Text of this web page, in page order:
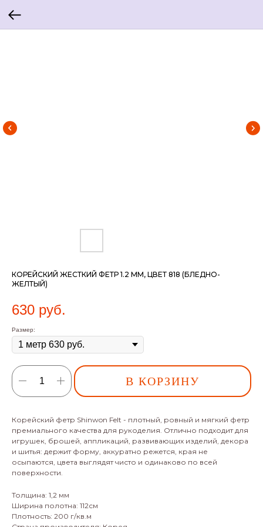
КОРЕЙСКИЙ ЖЕСТКИЙ ФЕТР 1.2 ММ, ЦВЕТ 818 (БЛЕДНО-
ЖЕЛТЫЙ)
630 руб.
Размер:
В КОРЗИНУ
Корейский фетр Shinwon Felt - плотный, ровный и мягкий фетр
премиального качества для рукоделия. Отлично подходит для
игрушек, брошей, аппликаций, развивающих изделий, декора
и шитья: держит форму, аккуратно режется, края не
осыпаются, цвета выглядят чисто и одинаково по всей
поверхности.
Толщина: 1,2 мм
Ширина полотна: 112см
Плотность: 200 г/кв.м